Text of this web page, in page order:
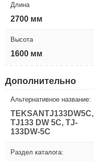
Длина
2700 мм
Высота
1600 мм
Дополнительно
Альтернативное название:
TEKSANTJ133DW5C,
TJ133 DW 5C, TJ-
133DW-5C
Раздел каталога: